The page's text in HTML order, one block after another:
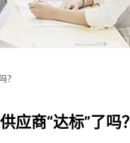
？
应商“达标”了吗？